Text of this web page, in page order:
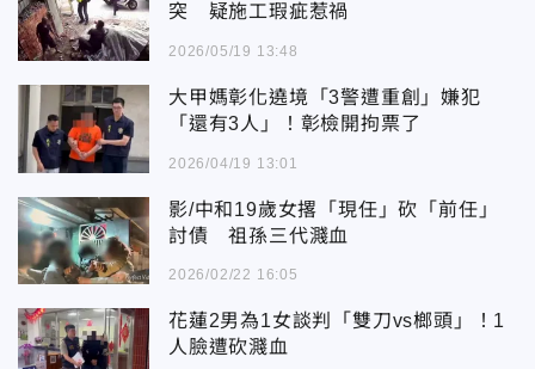
突 疑施工瑕疵惹禍
2026/05/19 13:48
大甲媽彰化遶境「3警遭重創」嫌犯
「還有3人」！彰檢開拘票了
2026/04/19 13:01
影/中和19歲女撂「現任」砍「前任」
討債 祖孫三代濺血
2026/02/22 16:05
花蓮2男為1女談判「雙刀vs榔頭」！1
人臉遭砍濺血